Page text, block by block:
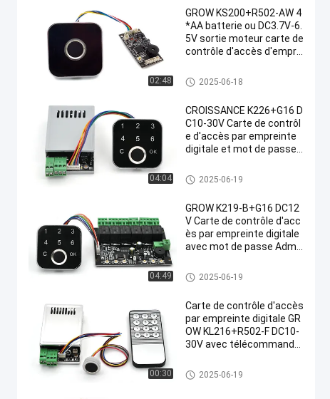
02:48
GROW KS200+R502-AW 4
*AA batterie ou DC3.7V-6.
5V sortie moteur carte de
contrôle d'accès d'empre
de verrouillage de bureau
d'hôtel
Tableau de contrôle des empre
intes digitales
2025-06-18
04:04
CROISSANCE K226+G16 D
C10-30V Carte de contrôl
e d'accès par empreinte
digitale et mot de passe
s de sortie relais pour sys
tème de contrôle d'accès
Tableau de contrôle des empre
intes digitales
2025-06-19
04:49
GROW K219-B+G16 DC12
V Carte de contrôle d'acc
ès par empreinte digitale
avec mot de passe Admi
relais pour système de co
ntrôle d'accès de porte
Tableau de contrôle des empre
intes digitales
2025-06-19
00:30
Carte de contrôle d'accès
par empreinte digitale GR
OW KL216+R502-F DC10-
30V avec télécommande
Verrouillage automatique
Tableau de contrôle des empre
intes digitales
2025-06-19